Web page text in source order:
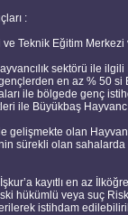
:
Teknik Eğitim Merkezi
sektörü ile ilgili
en az % 50 si
ile bölgede genç
ile Büyükbaş
gelişmekte olan
sürekli olan
kayıtlı en az
hükümlü veya suç
istihdam